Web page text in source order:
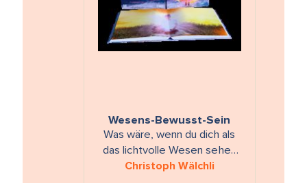
Wesens-Bewusst-Sein
Was wäre, wenn du dich als
das lichtvolle Wesen sehen
könntest, das du bist? Du
Christoph Wälchli